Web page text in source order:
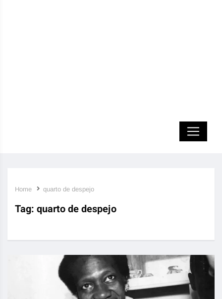
Home quarto de despejo
Tag: quarto de despejo